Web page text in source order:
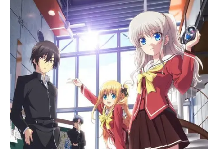
日々と、仲間たちと交わす友情、そ
して次々に現れる謎（ミステリ）。
チカとハルタの奏でる音楽がいま、
高らかに鳴り響く！作品名ハルチカ
～ハルタとチカは青春する～放送形
態TVアニメスケジュール2016年1月6
日（水）～2016年3月24日（水）TO
KYOMXほか話数全12話キャスト穂村
千夏（チカ）：ブリドカットセーラ
恵美上条春太（ハルタ）：斉藤壮馬
草壁信二郎：花江夏樹成島美代子：
千菅春香マレン・セイ：島﨑信長芹
澤直子：瀬戸麻沙美檜山界雄：岡本
信彦片桐圭介：山下誠一郎後藤朱